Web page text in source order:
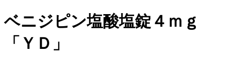
ベニジピン塩酸塩錠４ｍｇ
「ＹＤ」